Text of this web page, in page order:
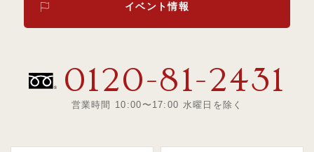
イベント情報
0120-81-2431
営業時間 10:00〜17:00 水曜日を除く